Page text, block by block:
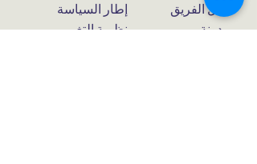
إطار السياسة
نظرية التغيير
قابل الفريق
مدونة